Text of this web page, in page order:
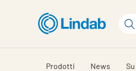
visionare
Prodotti News